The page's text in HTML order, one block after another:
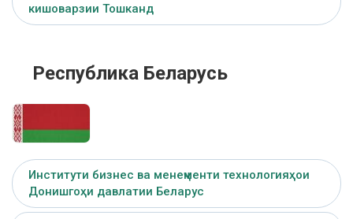
кишоварзии Тошканд
Республика Беларусь
Институти бизнес ва менеҷменти технологияҳои
Донишгоҳи давлатии Беларус